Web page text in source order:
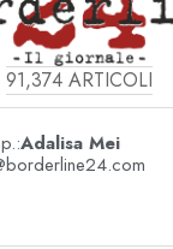
91,374 ARTICOLI
Adalisa Mei